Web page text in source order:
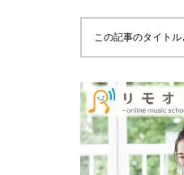
この記事のタイト